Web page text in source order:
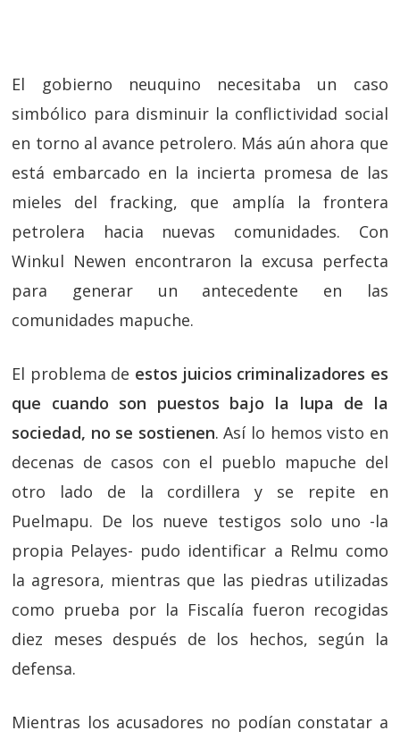
El gobierno neuquino necesitaba un caso
simbólico para disminuir la conflictividad social
en torno al avance petrolero. Más aún ahora que
está embarcado en la incierta promesa de las
mieles del fracking, que amplía la frontera
petrolera hacia nuevas comunidades. Con
Winkul Newen encontraron la excusa perfecta
para generar un antecedente en las
comunidades mapuche.
El problema de estos juicios criminalizadores es
que cuando son puestos bajo la lupa de la
sociedad, no se sostienen. Así lo hemos visto en
decenas de casos con el pueblo mapuche del
otro lado de la cordillera y se repite en
Puelmapu. De los nueve testigos solo uno -la
propia Pelayes- pudo identificar a Relmu como
la agresora, mientras que las piedras utilizadas
como prueba por la Fiscalía fueron recogidas
diez meses después de los hechos, según la
defensa.
Mientras los acusadores no podían constatar a